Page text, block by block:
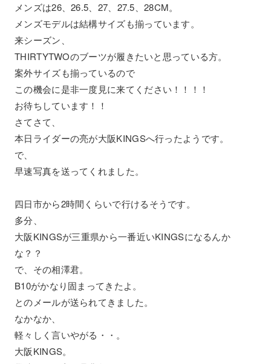
メンズは26、26.5、27、27.5、28CM。
メンズモデルは結構サイズも揃っています。
来シーズン、
THIRTYTWOのブーツが履きたいと思っている方。
案外サイズも揃っているので
この機会に是非一度見に来てください！！！！
お待ちしています！！
さてさて、
本日ライダーの亮が大阪KINGSへ行ったようです。
で、
早速写真を送ってくれました。
四日市から2時間くらいで行けるそうです。
多分、
大阪KINGSが三重県から一番近いKINGSになるんか
な？？
で、その相澤君。
B10がかなり固まってきたよ。
とのメールが送られてきました。
なかなか、
軽々しく言いやがる・・。
大阪KINGS。